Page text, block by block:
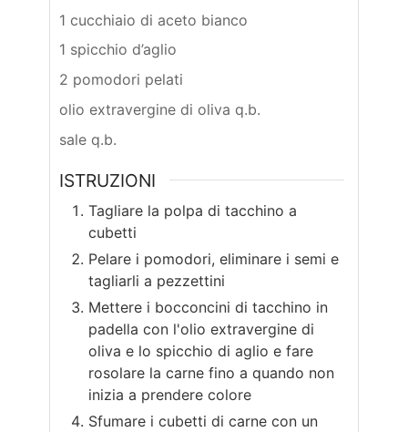
1 cucchiaio di aceto bianco
1 spicchio d’aglio
2 pomodori pelati
olio extravergine di oliva q.b.
sale q.b.
ISTRUZIONI
Tagliare la polpa di tacchino a
cubetti
Pelare i pomodori, eliminare i semi e
tagliarli a pezzettini
Mettere i bocconcini di tacchino in
padella con l'olio extravergine di
oliva e lo spicchio di aglio e fare
rosolare la carne fino a quando non
inizia a prendere colore
Sfumare i cubetti di carne con un